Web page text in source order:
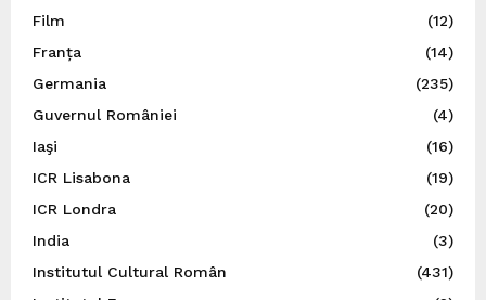
Film
(12)
Franța
(14)
Germania
(235)
Guvernul României
(4)
Iaşi
(16)
ICR Lisabona
(19)
ICR Londra
(20)
India
(3)
Institutul Cultural Român
(431)